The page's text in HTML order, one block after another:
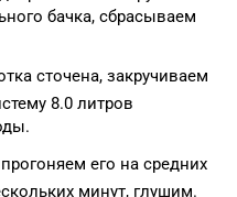
бачка, сбрасываем
сточена, закручиваем
8.0 литров
его на средних
минут, глушим.